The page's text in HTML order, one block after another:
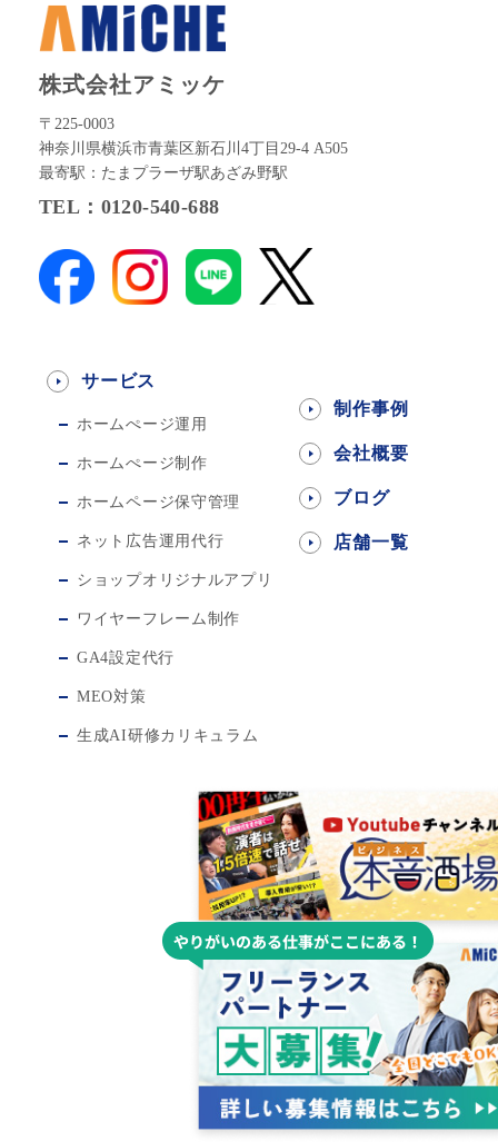
株式会社アミッケ
〒225-0003
神奈川県横浜市青葉区新石川4丁目29-4 A505
最寄駅：たまプラーザ駅あざみ野駅
TEL：0120-540-688
サービス
ホームぺージ運用
ホームぺージ制作
ホームページ保守管理
ネット広告運用代行
ショップオリジナルアプリ
ワイヤーフレーム制作
GA4設定代行
MEO対策
生成AI研修カリキュラム
制作事例
会社概要
ブログ
店舗一覧